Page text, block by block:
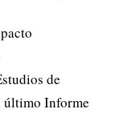
de
último Informe